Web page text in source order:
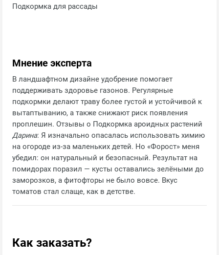
Подкормка для рассады
Мнение эксперта
В ландшафтном дизайне удобрение помогает
поддерживать здоровье газонов. Регулярные
подкормки делают траву более густой и устойчивой к
вытаптыванию, а также снижают риск появления
проплешин. Отзывы о Подкормка ароидных растений
Дарина: Я изначально опасалась использовать химию
на огороде из‑за маленьких детей. Но «Форост» меня
убедил: он натуральный и безопасный. Результат на
помидорах поразил — кусты оставались зелёными до
заморозков, а фитофторы не было вовсе. Вкус
томатов стал слаще, как в детстве.
Как заказать?